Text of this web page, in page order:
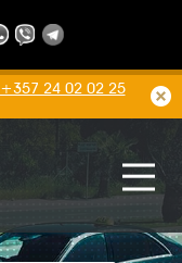
+357 24 02 02 25